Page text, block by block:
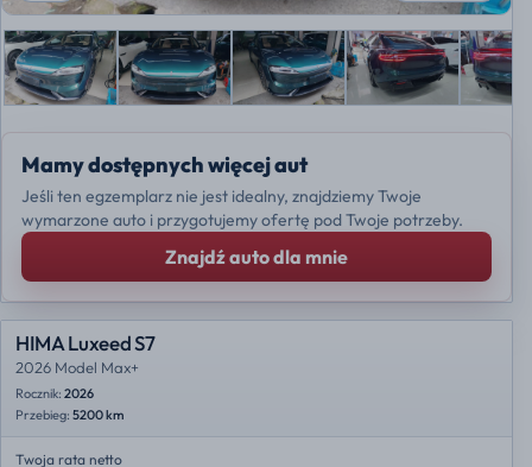
Mamy dostępnych więcej aut
Jeśli ten egzemplarz nie jest idealny, znajdziemy Twoje
wymarzone auto i przygotujemy ofertę pod Twoje potrzeby.
Znajdź auto dla mnie
HIMA Luxeed S7
2026 Model Max+
Rocznik: 2026
Przebieg: 5200 km
Twoja rata netto